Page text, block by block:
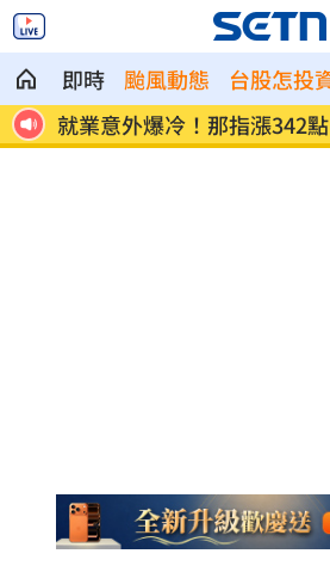
即時 颱風動態 台股怎投
新 美通過制裁案！川普可課俄
關稅